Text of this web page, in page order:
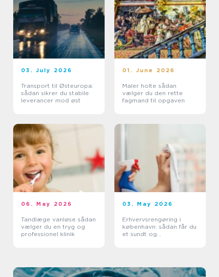
03. July 2026
Transport til Østeuropa:
sådan sikrer du stabile
leverancer mod øst
01. June 2026
Maler holte sådan
vælger du den rette
fagmand til opgaven
06. May 2026
Tandlæge vanløse sådan
vælger du en tryg og
professionel klinik
03. May 2026
Erhvervsrengøring i
københavn: sådan får du
et sundt og